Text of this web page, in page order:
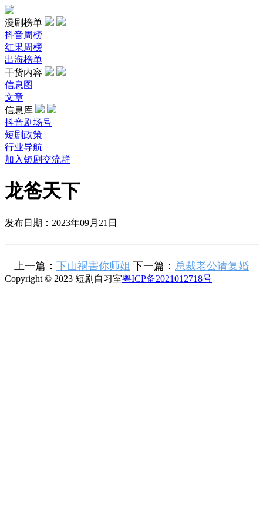
漫剧榜单
抖音周榜
红果周榜
出海榜单
干货内容
信息图
文章
信息库
抖音剧场号
短剧政策
行业导航
加入短剧交流群
龙爸天下
发布日期：2023年09月21日
上一篇： 下山祸害你师姐 下一篇： 总裁老公请复婚
Copyright © 2023 短剧自习室粤ICP备2021012718号